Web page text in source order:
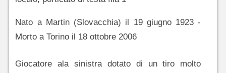
Nato a Martin (Slovacchia) il 19 giugno 1923 -
Morto a Torino il 18 ottobre 2006
Giocatore ala sinistra dotato di un tiro molto